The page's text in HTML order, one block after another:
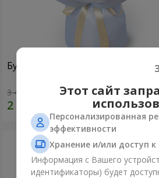
Букет "Ариана"
3 481 грн
Этот сайт
Персонализированная
эффективности
Хранение и/или доступ
Информация с Вашего
идентификаторы) будет